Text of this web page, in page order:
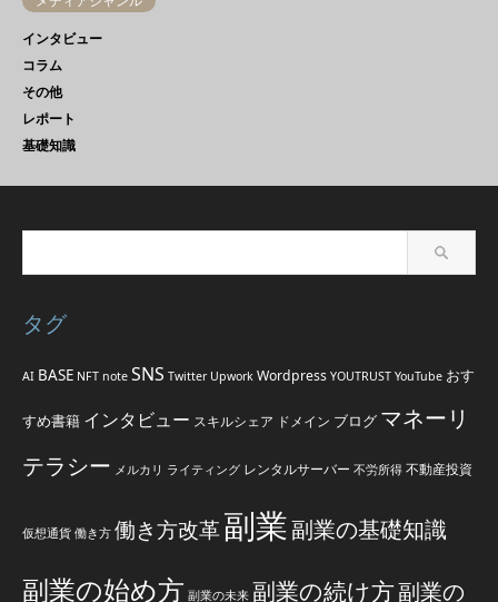
インタビュー
コラム
その他
レポート
基礎知識
タグ
AI BASE NFT note SNS Twitter Upwork Wordpress YOUTRUST YouTube おす
すめ書籍 インタビュー スキルシェア ドメイン ブログ マネーリ
テラシー メルカリ ライティング レンタルサーバー 不労所得 不動産投資
仮想通貨 働き方 働き方改革副業副業の基礎知識
副業の始め方 副業の未来 副業の続け方副業の